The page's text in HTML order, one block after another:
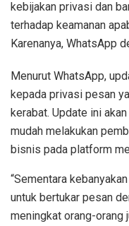
kebijakan privasi dan
terhadap keamanan
Karenanya, WhatsApp
Menurut WhatsApp,
kepada privasi pesan
kerabat. Update ini
mudah melakukan
bisnis pada platform
“Sementara
untuk bertukar pesan
meningkat orang-orang